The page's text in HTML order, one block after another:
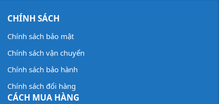
CHÍNH SÁCH
Chính sách bảo mật
Chính sách vận chuyển
Chính sách bảo hành
Chính sách đổi hàng
CÁCH MUA HÀNG